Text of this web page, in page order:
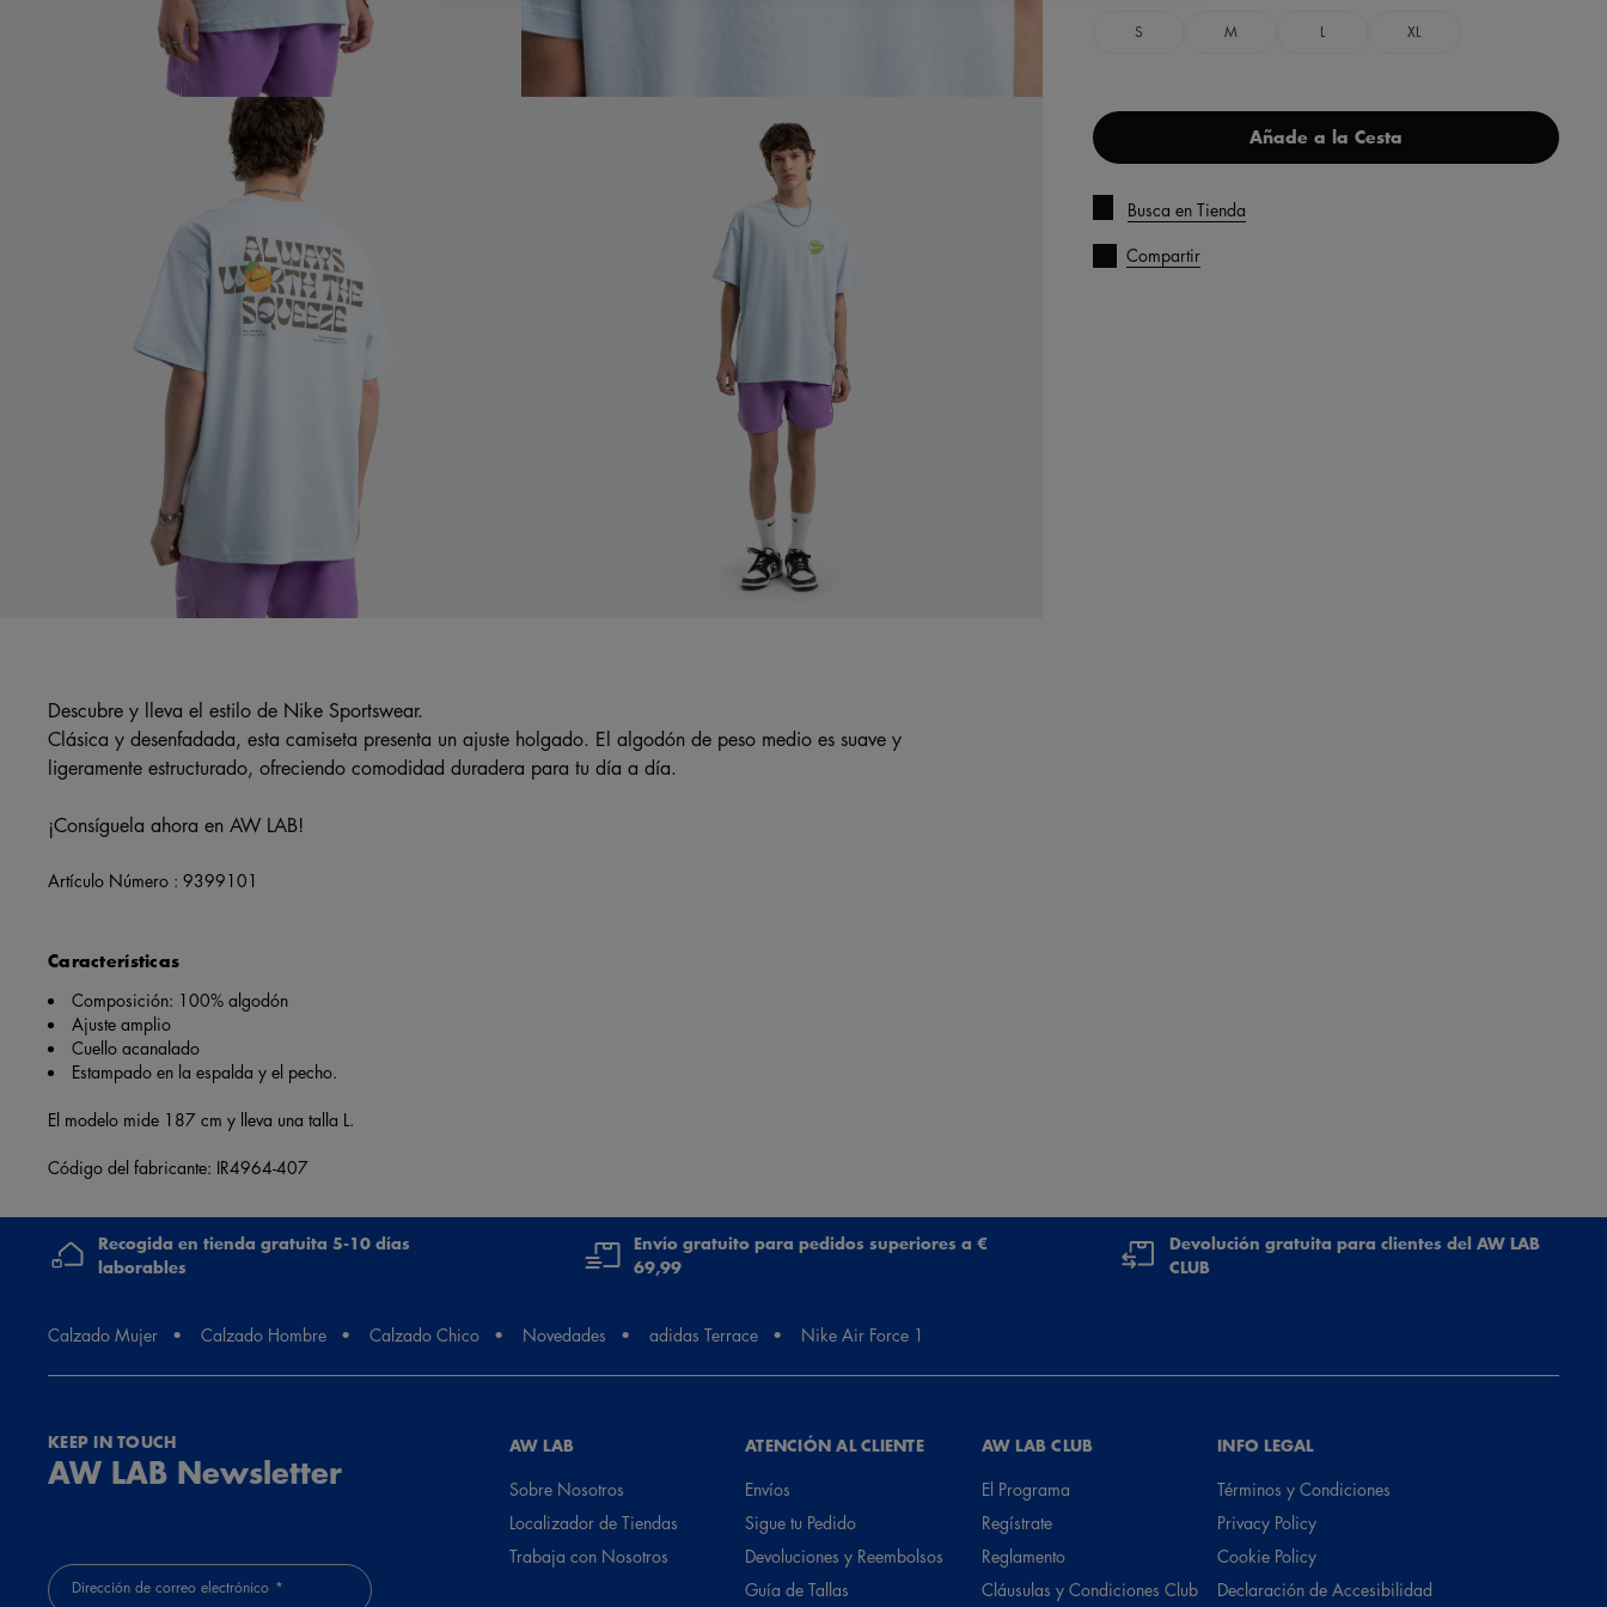
Descubre y lleva el estilo de Nike Sportswear.
Clásica y desenfadada, esta camiseta presenta un ajuste holgado. El algodón de peso medio es suave y
ligeramente estructurado, ofreciendo comodidad duradera para tu día a día.
¡Consíguela ahora en AW LAB!
Artículo Número : 9399101
Características
Composición: 100% algodón
Ajuste amplio
Cuello acanalado
Estampado en la espalda y el pecho.
El modelo mide 187 cm y lleva una talla L.
Código del fabricante: IR4964-407
S M L XL
Añade a la Cesta
Busca en Tienda
Compartir
Recogida en tienda gratuita 5-10 días
laborables
Envío gratuito para pedidos superiores a €
69,99
Devolución gratuita para clientes del AW LAB
CLUB
Calzado Mujer Calzado Hombre Calzado Chico Novedades adidas Terrace Nike Air Force 1
KEEP IN TOUCH
AW LAB Newsletter
Dirección de correo electrónico
AW LAB
Sobre Nosotros
Localizador de Tiendas
Trabaja con Nosotros
ATENCIÓN AL CLIENTE
Envíos
Sigue tu Pedido
Devoluciones y Reembolsos
Guía de Tallas
AW LAB CLUB
El Programa
Regístrate
Reglamento
Cláusulas y Condiciones Club
INFO LEGAL
Términos y Condiciones
Privacy Policy
Cookie Policy
Declaración de Accesibilidad